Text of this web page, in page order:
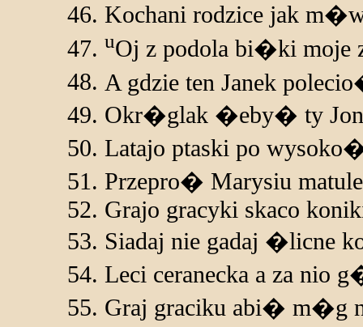
Kochani rodzice jak
uOj z podola bi�ki moje
A gdzie ten Janek
Okr�glak �eby� ty
Latajo ptaski po
Przepro� Marysiu
Grajo gracyki skaco
Siadaj nie gadaj �licne
Leci ceranecka a za nio
Graj graciku abi� m�g